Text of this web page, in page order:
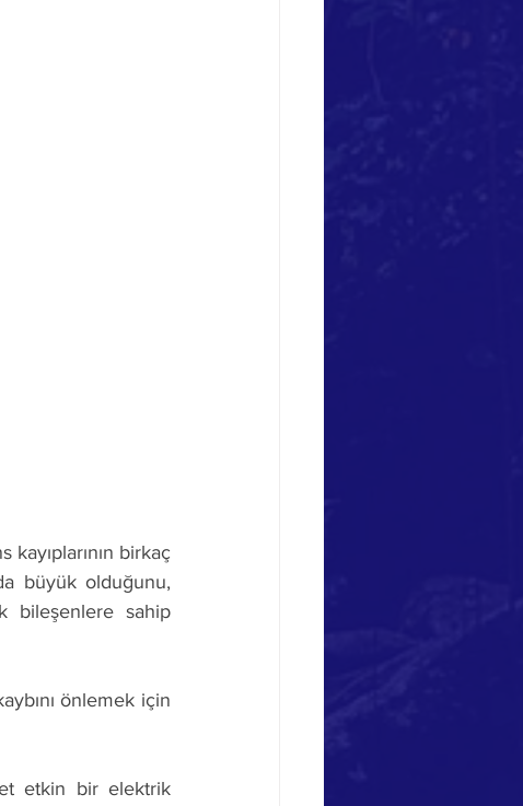
birkaç
büyük olduğunu,
bileşenlere sahip
önlemek için
etkin bir elektrik